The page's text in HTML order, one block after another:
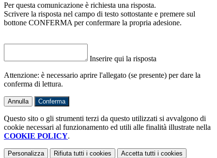
Per questa comunicazione è richiesta una risposta.
Scrivere la risposta nel campo di testo sottostante e premere sul
bottone CONFERMA per confermare la propria adesione.
Inserire qui la risposta
Attenzione: è necessario aprire l'allegato (se presente) per dare la
conferma di lettura.
Annulla Conferma
Questo sito o gli strumenti terzi da questo utilizzati si avvalgono di
cookie necessari al funzionamento ed utili alle finalità illustrate nella
COOKIE POLICY.
Personalizza Rifiuta tutti i cookies Accetta tutti i cookies